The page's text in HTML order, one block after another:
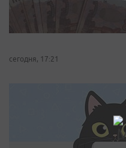
сегодня, 17:21